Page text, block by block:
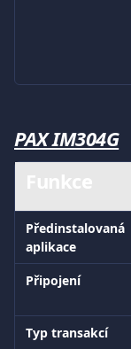
PAX IM304G
Předinstalovaná
aplikace
Připojení
Typ transakcí